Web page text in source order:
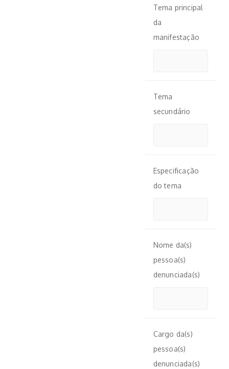
Tema principal
da
manifestação
Tema
secundário
Especificação
do tema
Nome da(s)
pessoa(s)
denunciada(s)
Cargo da(s)
pessoa(s)
denunciada(s)